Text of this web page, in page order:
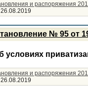
и распоряжения
26.08.2019
№ 95 от
условиях
и распоряжения
26.08.2019